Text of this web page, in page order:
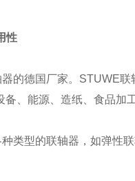
性
的德国厂家。STUWE联
备、能源、造纸、食品加
类型的联轴器，如弹性